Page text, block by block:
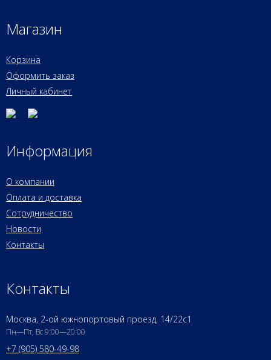
Магазин
Корзина
Оформить заказ
Личный кабинет
Информация
О компании
Оплата и доставка
Сотрудничество
Новости
Контакты
Контакты
Москва, 2-ой южнопортовый проезд, 14/22c1
Пн—Пт, Вс 9:00—20:00
+7 (905) 580-49-98